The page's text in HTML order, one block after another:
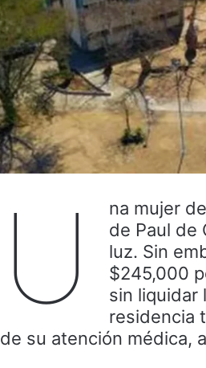
U
na mujer
de Paul de
luz. Sin
$245,000
sin liquidar
residencia
de su atención médica,